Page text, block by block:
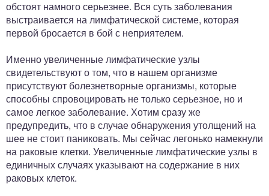
обстоят намного серьезнее. Вся суть заболевания
выстраивается на лимфатической системе, которая
первой бросается в бой с неприятелем.
Именно увеличенные лимфатические узлы
свидетельствуют о том, что в нашем организме
присутствуют болезнетворные организмы, которые
способны спровоцировать не только серьезное, но и
самое легкое заболевание. Хотим сразу же
предупредить, что в случае обнаружения утолщений на
шее не стоит паниковать. Мы сейчас легонько намекнули
на раковые клетки. Увеличенные лимфатические узлы в
единичных случаях указывают на содержание в них
раковых клеток.